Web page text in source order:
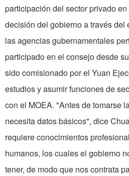
participación del sector privado
decisión del gobierno a través del
las agencias gubernamentales
participado en el consejo desde
sido comisionado por el Yuan
estudios y asumir funciones de
con el MOEA. "Antes de tomarse
necesita datos básicos", dice
requiere conocimientos
humanos, los cuales el gobierno
tener, de modo que nos contrata